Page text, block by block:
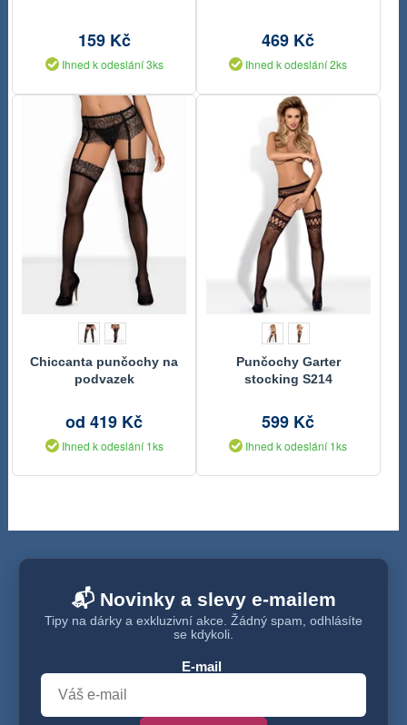
159 Kč
Ihned k odeslání 3ks
469 Kč
Ihned k odeslání 2ks
Chiccanta punčochy na
podvazek
od 419 Kč
Ihned k odeslání 1ks
Punčochy Garter
stocking S214
599 Kč
Ihned k odeslání 1ks
📬 Novinky a slevy e-mailem
Tipy na dárky a exkluzivní akce. Žádný spam, odhlásíte
se kdykoli.
E-mail